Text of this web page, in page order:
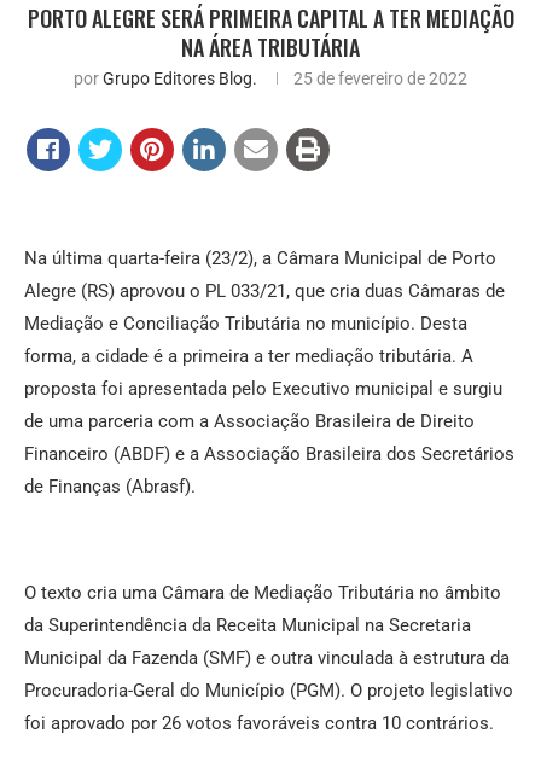
PORTO ALEGRE SERÁ PRIMEIRA CAPITAL A TER MEDIAÇÃO
NA ÁREA TRIBUTÁRIA
porGrupo Editores Blog. 25 de fevereiro de 2022
Na última quarta-feira (23/2), a Câmara Municipal de Porto
Alegre (RS) aprovou o PL 033/21, que cria duas Câmaras de
Mediação e Conciliação Tributária no município. Desta
forma, a cidade é a primeira a ter mediação tributária. A
proposta foi apresentada pelo Executivo municipal e surgiu
de uma parceria com a Associação Brasileira de Direito
Financeiro (ABDF) e a Associação Brasileira dos Secretários
de Finanças (Abrasf).
O texto cria uma Câmara de Mediação Tributária no âmbito
da Superintendência da Receita Municipal na Secretaria
Municipal da Fazenda (SMF) e outra vinculada à estrutura da
Procuradoria-Geral do Município (PGM). O projeto legislativo
foi aprovado por 26 votos favoráveis contra 10 contrários.